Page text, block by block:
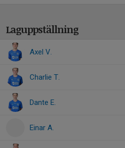
Laguppställning
Axel V.
Charlie T.
Dante E.
Einar A.